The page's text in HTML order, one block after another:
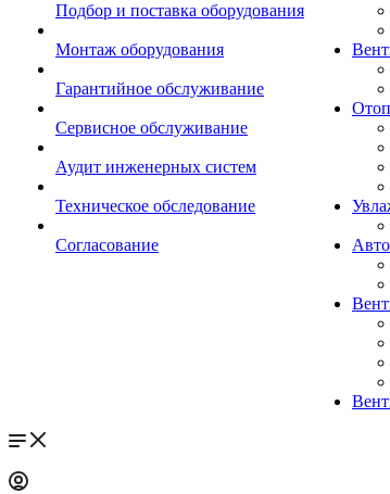
Подбор и поставка оборудования
Монтаж оборудования
Гарантийное обслуживание
Сервисное обслуживание
Аудит инженерных систем
Техническое обследование
Согласование